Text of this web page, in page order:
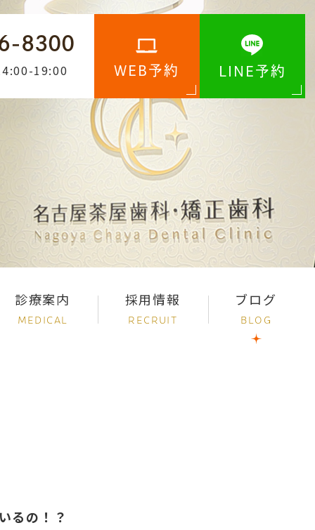
8300
19:00 WEB予約 LINE予約
診療案内
MEDICAL
採用情報
RECRUIT
ブログ
BLOG
るの！？